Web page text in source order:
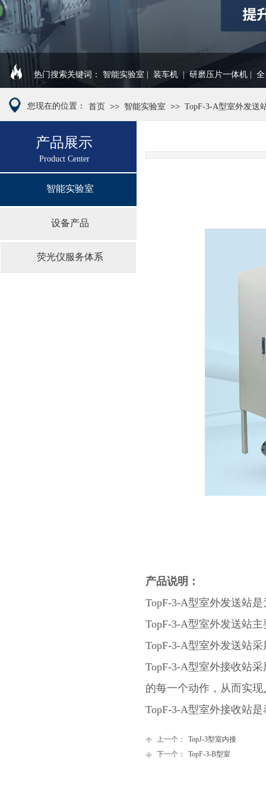
热门搜索关键词： 智能实验室 | 装车机 | 研磨压片一体机 | 全
您现在的位置： 首页 >> 智能实验室 >> TopF-3-A型室外发送
产品说明：
TopF-3-A型室外发送站
TopF-3-A型室外发送站
TopF-3-A型室外发送站
TopF-3-A型室外接收站
的每一个动作，从而实
TopF-3-A型室外接收站
上一个：
TopJ-3型室内接
下一个：
TopF-3-B型室
产品展示
Product Center
智能实验室
设备产品
荧光仪服务体系